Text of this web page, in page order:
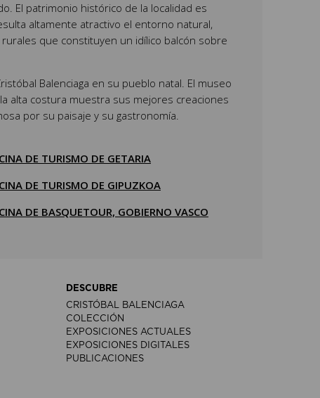
El patrimonio histórico de la localidad es
altamente atractivo el entorno natural,
que constituyen un idílico balcón sobre
Balenciaga en su pueblo natal. El museo
alta costura muestra sus mejores creaciones
por su paisaje y su gastronomía.
DE TURISMO DE GETARIA
DE TURISMO DE GIPUZKOA
DE BASQUETOUR, GOBIERNO VASCO
DESCUBRE
CRISTÓBAL BALENCIAGA
COLECCIÓN
EXPOSICIONES ACTUALES
EXPOSICIONES DIGITALES
PUBLICACIONES